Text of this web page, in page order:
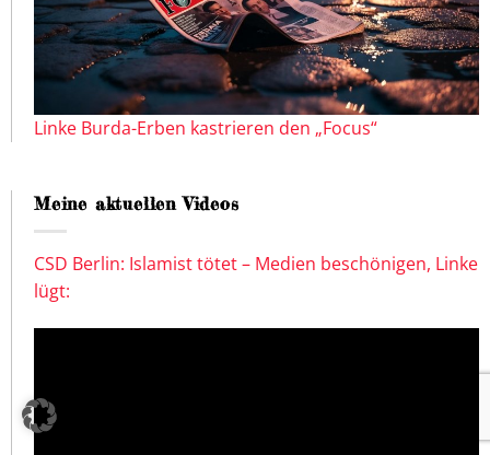
Linke Burda-Erben kastrieren den „Focus“
Meine aktuellen Videos
CSD Berlin: Islamist tötet – Medien beschönigen, Linke
lügt: